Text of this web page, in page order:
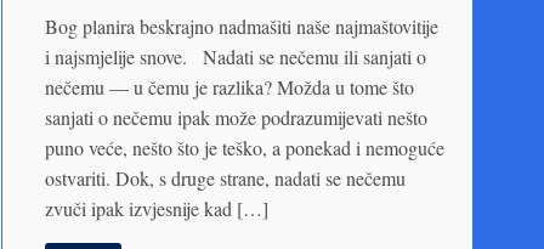
Bog planira beskrajno nadmašiti naše najmaštovitije
i najsmjelije snove. Nadati se nečemu ili sanjati o
nečemu — u čemu je razlika? Možda u tome što
sanjati o nečemu ipak može podrazumijevati nešto
puno veće, nešto što je teško, a ponekad i nemoguće
ostvariti. Dok, s druge strane, nadati se nečemu
zvuči ipak izvjesnije kad […]